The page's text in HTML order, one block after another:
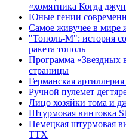
«хомятника Когда
Юные гении
Самое живучее в мире
"Тополь-М": история
ракета тополь
Программа
страницы
Германская
Ручной пулемет
Лицо хозяйки тома и
Штурмовая винтовка
Немецкая штурмовая
ТТХ